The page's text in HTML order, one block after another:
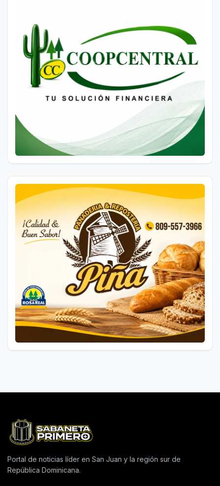
Portal de noticias líder en San Juan y la región sur de
República Dominicana.